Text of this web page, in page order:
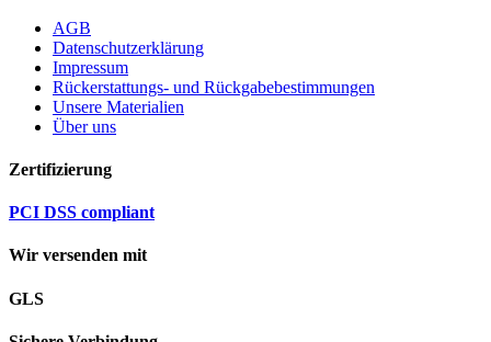
AGB
Datenschutzerklärung
Impressum
Rückerstattungs- und Rückgabebestimmungen
Unsere Materialien
Über uns
Zertifizierung
PCI DSS compliant
Wir versenden mit
GLS